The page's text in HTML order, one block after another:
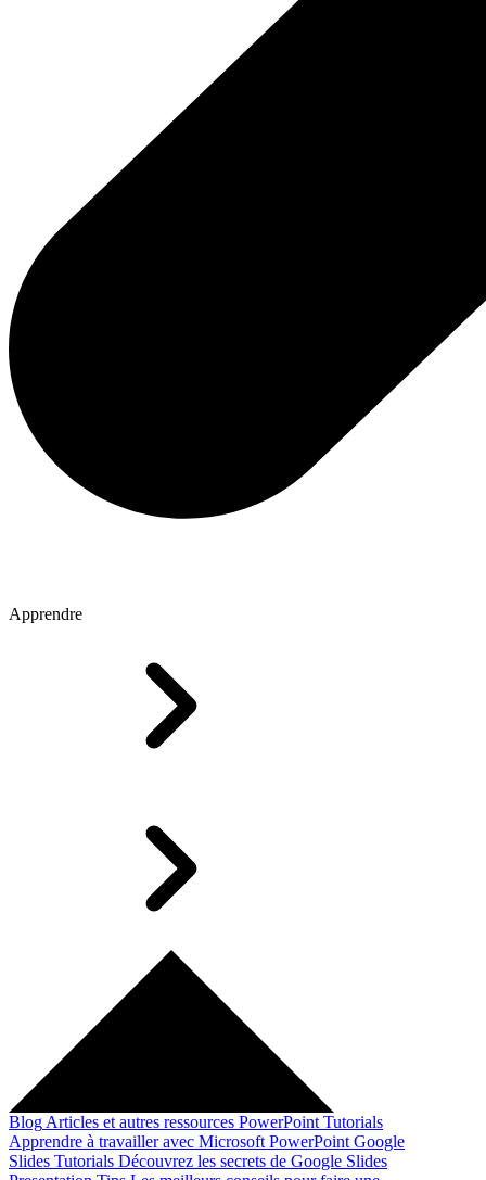
Apprendre
Blog Articles et autres ressources PowerPoint Tutorials
Apprendre à travailler avec Microsoft PowerPoint Google
Slides Tutorials Découvrez les secrets de Google Slides